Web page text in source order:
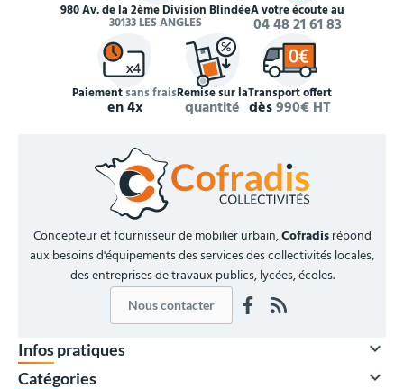
980 Av. de la 2ème Division Blindée
30133 LES ANGLES
À votre écoute au
04 48 21 61 83
Paiementsans frais
en 4x
Remise sur la
quantité
Transport offert
dès990€ HT
Concepteur et fournisseur de mobilier urbain,Cofradisrépond
aux besoins d'équipements des services des collectivités locales,
des entreprises de travaux publics, lycées, écoles.
Nous contacter
Infos pratiques 
Catégories 